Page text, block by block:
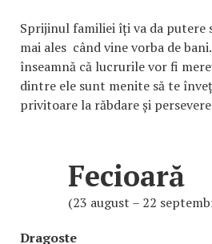
Sprijinul familiei îți va da putere
mai ales când vine vorba de
înseamnă că lucrurile vor fi
dintre ele sunt menite să te
privitoare la răbdare și
Fecioară
(23 august – 22
Dragoste